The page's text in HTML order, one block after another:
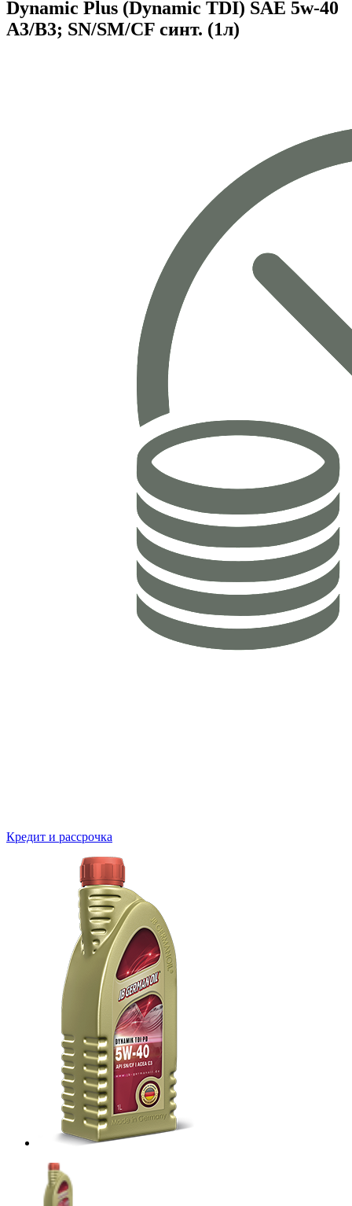
Dynamic Plus (Dynamic TDI) SAE 5w-40
A3/B3; SN/SM/CF синт. (1л)
Кредит и рассрочка